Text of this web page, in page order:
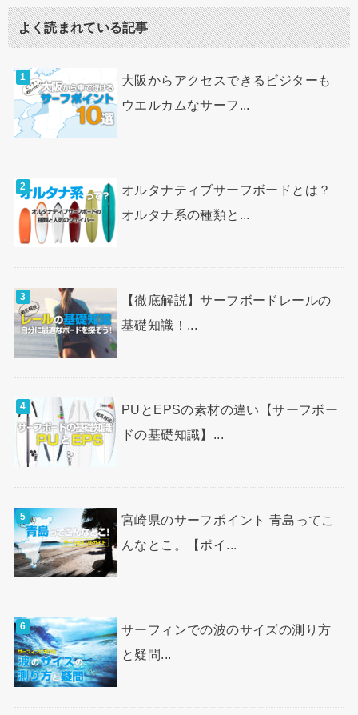
よく読まれている記事
大阪からアクセスできるビジターも
ウエルカムなサーフ...
オルタナティブサーフボードとは？
オルタナ系の種類と...
【徹底解説】サーフボードレールの
基礎知識！...
PUとEPSの素材の違い【サーフボー
ドの基礎知識】...
宮崎県のサーフポイント 青島ってこ
んなとこ。【ポイ...
サーフィンでの波のサイズの測り方
と疑問...